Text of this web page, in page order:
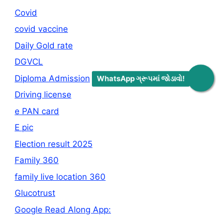
WhatsApp ગ્રૂપમાં જોડાવો!
Covid
covid vaccine
Daily Gold rate
DGVCL
Diploma Admission
Driving license
e PAN card
E pic
Election result 2025
Family 360
family live location 360
Glucotrust
Google Read Along App: